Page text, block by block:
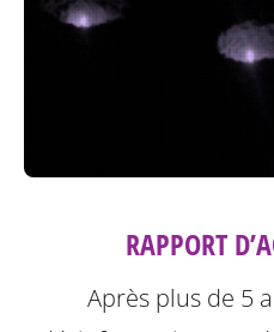
RAPPORT
Après plus de 5